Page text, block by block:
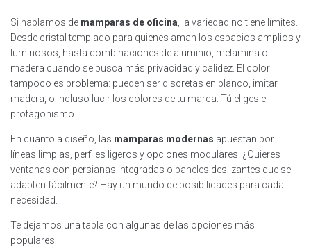
Si hablamos de mamparas de oficina , la variedad no tiene límites.
Desde cristal templado para quienes aman los espacios amplios y
luminosos, hasta combinaciones de aluminio, melamina o
madera cuando se busca más privacidad y calidez. El color
tampoco es problema: pueden ser discretas en blanco, imitar
madera, o incluso lucir los colores de tu marca. Tú eliges el
protagonismo.
En cuanto a diseño, las mamparas modernas apuestan por
líneas limpias, perfiles ligeros y opciones modulares. ¿Quieres
ventanas con persianas integradas o paneles deslizantes que se
adapten fácilmente? Hay un mundo de posibilidades para cada
necesidad.
Te dejamos una tabla con algunas de las opciones más
populares: